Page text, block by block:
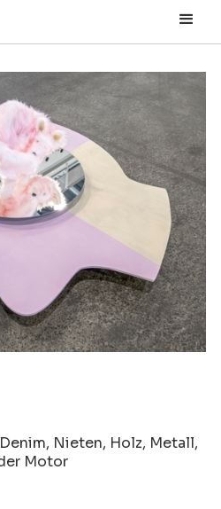
Nieten, Holz, Metall,
Motor